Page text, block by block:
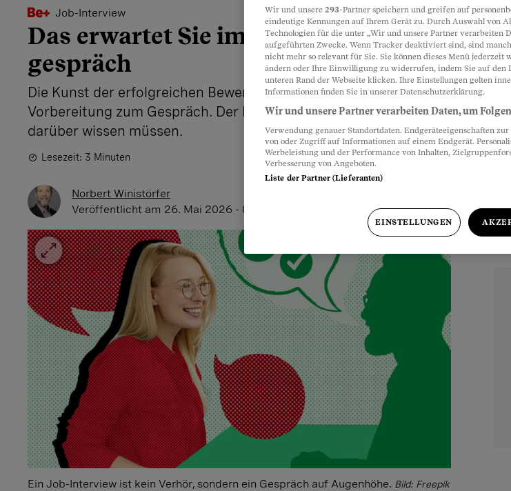
Job-Interview
Das erwartet Sie im Vorstellungs­
gespräch
Die Kunst der erfolgreichen Bewerbung beginnt mit der
Vorbereitung zum Gespräch. Der Beobachter zeigt, was Sie
darüber wissen müssen.
Lesezeit: 3 Minuten
Norbert Winistörfer
Veröffentlicht am 26. Mai 2026 - 08:25 Uhr
Ein Job-Interview ist kein Verhör, sondern ein Gespräch auf Augenhöhe. Bild: Freepik
Wir und unsere 293-Partner speichern und greifen auf
eindeutige Kennungen auf Ihrem Gerät zu. Durch Auswahl von
Technologien für die unter „Wir und unsere Partner verarbeiten
aufgeführten Zwecke. Wenn Tracker deaktiviert sind, sind
nicht mehr so relevant für Sie. Sie können dieses Menü
ändern oder Ihre Einwilligung zu widerrufen, indem Sie auf den
unteren Rand der Webseite klicken. Ihre Einstellungen gelten
Informationen finden Sie in unserer Datenschutzerklärung.
Wir und unsere Partner verarbeiten Daten, um
Verwendung genauer Standortdaten. Endgeräteeigenschaften
von oder Zugriff auf Informationen auf einem Endgerät.
Werbeleistung und der Performance von Inhalten,
Verbesserung von Angeboten.
Liste der Partner (Lieferanten)
EINSTELLUNGEN